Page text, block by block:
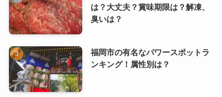
は？大丈夫？賞味期限は？解凍、
臭いは？
福岡市の有名なパワースポットラ
ンキング！属性別は？